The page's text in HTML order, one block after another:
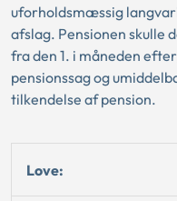
uforholdsmæssig
afslag. Pensionen skulle
fra den 1. i måneden
pensionssag og
tilkendelse af pension.
Love: